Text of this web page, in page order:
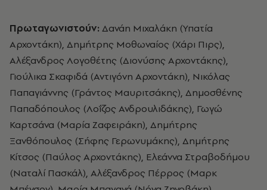
Πρωταγωνιστούν: Δανάη Μιχαλάκη (Υπατία
Αρχοντάκη), Δημήτρης Μοθωναίος (Χάρι Πιρς),
Αλέξανδρος Λογοθέτης (Διονύσης Αρχοντάκης),
Γιούλικα Σκαφιδά (Αντιγόνη Αρχοντάκη), Νικόλας
Παπαγιάννης (Γράντος Μαυριτσάκης), Δημοσθένης
Παπαδόπουλος (Λοΐζος Ανδρουλιδάκης), Γωγώ
Καρτσάνα (Μαρία Ζαφειράκη), Δημήτρης
Ξανθόπουλος (Σήφης Γερωνυμάκης), Δημήτρης
Κίτσος (Παύλος Αρχοντάκης), Ελεάννα Στραβοδήμου
(Ναταλί Πασκάλ), Αλέξανδρος Πέρρος (Μαρκ